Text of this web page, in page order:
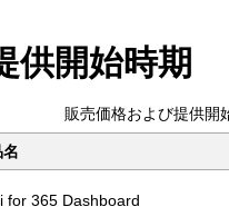
供開始時期
販売価格および提供開
for 365 Dashboard